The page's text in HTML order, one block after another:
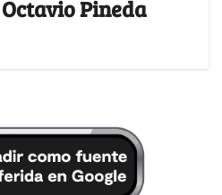
Octavio Pineda